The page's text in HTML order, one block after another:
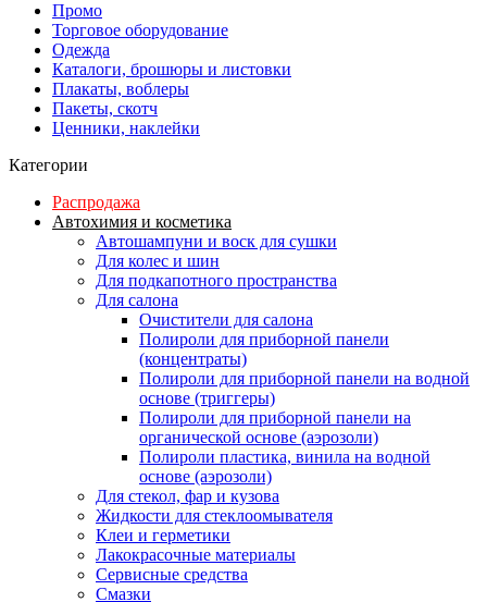
Промо
Торговое оборудование
Одежда
Каталоги, брошюры и листовки
Плакаты, воблеры
Пакеты, скотч
Ценники, наклейки
Категории
Распродажа
Автохимия и косметика
Автошампуни и воск для сушки
Для колес и шин
Для подкапотного пространства
Для салона
Очистители для салона
Полироли для приборной панели
(концентраты)
Полироли для приборной панели на водной
основе (триггеры)
Полироли для приборной панели на
органической основе (аэрозоли)
Полироли пластика, винила на водной
основе (аэрозоли)
Для стекол, фар и кузова
Жидкости для стеклоомывателя
Клеи и герметики
Лакокрасочные материалы
Сервисные средства
Смазки